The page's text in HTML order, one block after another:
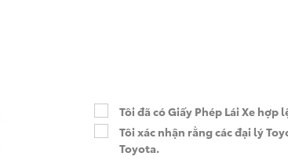
Tôi đã có Giấy Phép Lái Xe hợp
Tôi xác nhận rằng các đại lý
Toyota.